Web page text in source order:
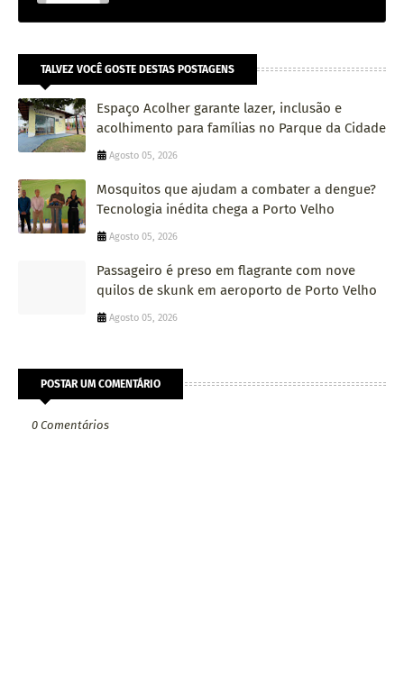
TALVEZ VOCÊ GOSTE DESTAS POSTAGENS
Espaço Acolher garante lazer, inclusão e
acolhimento para famílias no Parque da Cidade
Agosto 05, 2026
Mosquitos que ajudam a combater a dengue?
Tecnologia inédita chega a Porto Velho
Agosto 05, 2026
Passageiro é preso em flagrante com nove
quilos de skunk em aeroporto de Porto Velho
Agosto 05, 2026
POSTAR UM COMENTÁRIO
0 Comentários